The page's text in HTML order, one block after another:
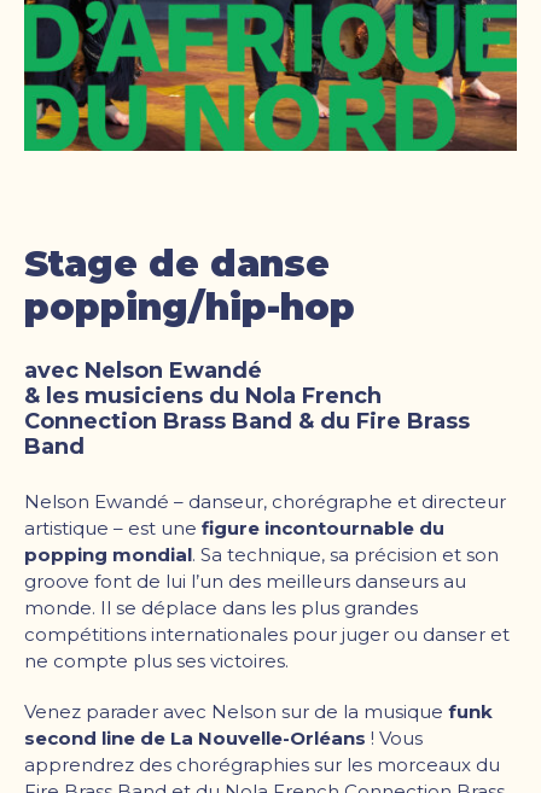
Stage de danse
popping/hip-hop
avec Nelson Ewandé
& les musiciens du Nola French
Connection Brass Band & du Fire Brass
Band
Nelson Ewandé – danseur, chorégraphe et directeur
artistique – est une figure incontournable du
popping mondial. Sa technique, sa précision et son
groove font de lui l’un des meilleurs danseurs au
monde. Il se déplace dans les plus grandes
compétitions internationales pour juger ou danser et
ne compte plus ses victoires.
Venez parader avec Nelson sur de la musique funk
second line de La Nouvelle-Orléans ! Vous
apprendrez des chorégraphies sur les morceaux du